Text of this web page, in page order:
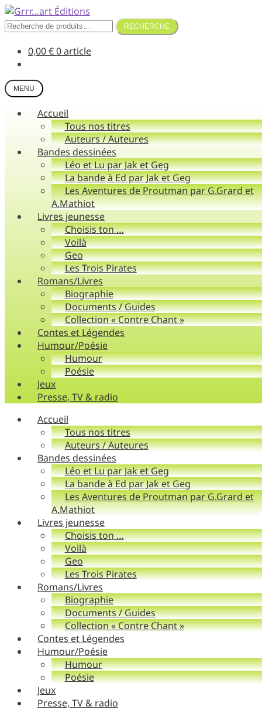
Aller
à
la
navigation
Aller
au
contenu
Recherche
pour :
RECHERCHE
0,00€0 article
MENU
Accueil
Tous nos titres
Auteurs / Auteures
Bandes dessinées
Léo et Lu par Jak et Geg
La bande à Ed par Jak et Geg
Les Aventures de Proutman par G.Grard et
A.Mathiot
Livres jeunesse
Choisis ton …
Voilà
Geo
Les Trois Pirates
Romans/Livres
Biographie
Documents / Guides
Collection « Contre Chant »
Contes et Légendes
Humour/Poésie
Humour
Poésie
Jeux
Presse, TV & radio
Accueil
Tous nos titres
Auteurs / Auteures
Bandes dessinées
Léo et Lu par Jak et Geg
La bande à Ed par Jak et Geg
Les Aventures de Proutman par G.Grard et
A.Mathiot
Livres jeunesse
Choisis ton …
Voilà
Geo
Les Trois Pirates
Romans/Livres
Biographie
Documents / Guides
Collection « Contre Chant »
Contes et Légendes
Humour/Poésie
Humour
Poésie
Jeux
Presse, TV & radio